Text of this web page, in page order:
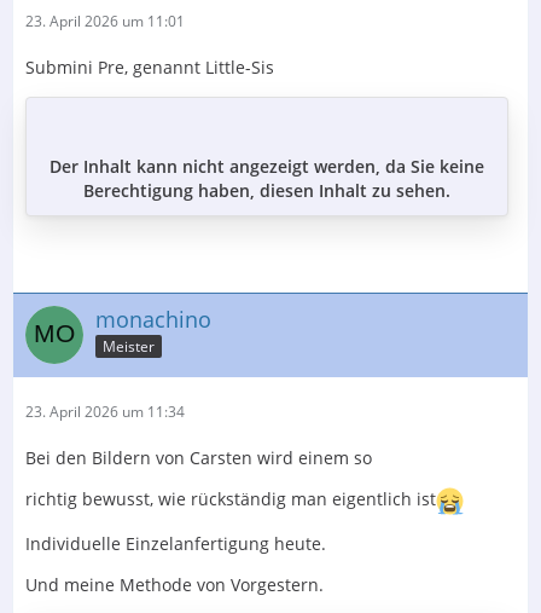
23. April 2026 um 11:01
Submini Pre, genannt Little-Sis
Der Inhalt kann nicht angezeigt werden, da Sie keine
Berechtigung haben, diesen Inhalt zu sehen.
monachino
Meister
23. April 2026 um 11:34
Bei den Bildern von Carsten wird einem so
richtig bewusst, wie rückständig man eigentlich ist
Individuelle Einzelanfertigung heute.
Und meine Methode von Vorgestern.